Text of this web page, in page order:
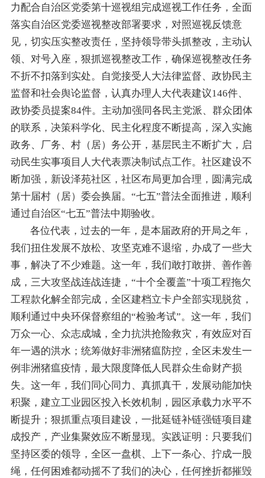
力配合自治区党委第十巡视组完成巡视工作任务 ， 全面
落实自治区党委巡视整改部署要求，对照巡视反馈意
见，切实压实整改责任， 坚持领导带头抓整改，主动认
领、对号入座，狠抓巡视整改工作，确保巡视整改任务
不折不扣落到实处。
自觉接受人大法律监督、政协民主
监督和社会舆论监督 ，认真办理人大代表建议146件、
政协委员提案84件。 主动加强同各民主党派、群众团体
的联系，决策科学化、民主化程度不断提高 ， 深入实施
政务、厂务、村（居） 务公开，基层民主不断扩大 ， 启
动民生实事项目人大代表票决制试点工作。 社区建设不
断加强，新设泽苑社区 ， 社区布局更加合理， 圆满完成
第十届村（ 居）委会换届。 “七五”普法全面推进，顺利
通过自治区“七五”普法中期验收。
各位代表，过去的一年， 是本届政府的开局之年，
我们扭住发展不放松、攻坚克难不退缩，办成了一些大
事，解决了不少难题。这一年，我们敢打敢拼、善作善
成， 三大攻坚战连战连捷 ， “十个全覆盖”十项工程拖欠
工程款化解全部完成，全区建档立卡户全部实现脱贫 ，
顺利通过中央环保督察组的“检验考试”。这一年，我们
万众一心、 众志成城，全力抗洪抢险救灾，有效应对百
年一遇的洪水 ；统筹做好非洲猪瘟防控，全区未发生一
例非洲猪瘟疫情， 最大限度降低人民群众生命财产损
失。这一年，我们同心同力、真抓真干，发展动能加快
积聚，建立工业园区投入长效机制，园区承载力水平不
断提升；狠抓重点项目建设，一批延链补链强链项目建
成投产，产业集聚效应不断显现。 实践证明：只要我们
坚持区委的领导，全区一盘棋、上下一条心、拧成一股
绳，任何困难都动摇不了我们的决心，任何挫折都摧毁